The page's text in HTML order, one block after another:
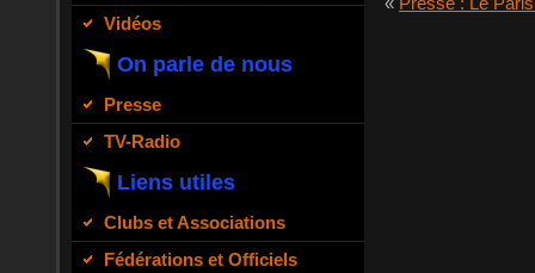
Vidéos
On parle de nous
Presse
TV-Radio
Liens utiles
Clubs et Associations
Fédérations et Officiels